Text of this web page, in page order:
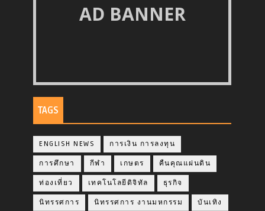
AD BANNER
TAGS
ENGLISH NEWS การเงิน การลงทุน
การศึกษา กีฬา เกษตร คืนคุณแผ่นดิน
ท่องเที่ยว เทคโนโลยีดิจิทัล ธุรกิจ
นิทรรศการ นิทรรศการ งานมหกรรม บันเทิง